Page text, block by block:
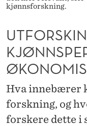
N
G
A
V
K
N
Y
T
kjønnsforskning.
Hva innebærer
forskning, og
forskere dette i